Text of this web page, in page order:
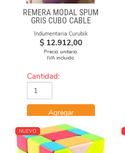
REMERA MODAL SPUM
GRIS CUBO CABLE
Indumentaria Curubik
$ 12.912,00
Precio unitario.
IVA incluido.
Cantidad:
Agregar
NUEVO